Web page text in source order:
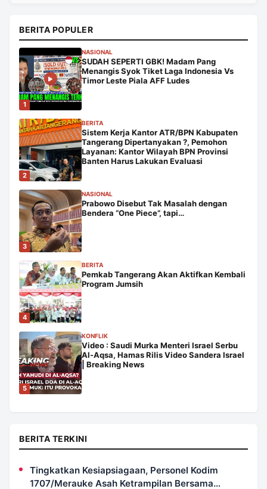
BERITA POPULER
1
NASIONAL
SUDAH SEPERTI GBK! Madam Pang
Menangis Syok Tiket Laga Indonesia Vs
Timor Leste Piala AFF Ludes
2
BERITA
Sistem Kerja Kantor ATR/BPN Kabupaten
Tangerang Dipertanyakan ?, Pemohon
Layanan: Kantor Wilayah BPN Provinsi
Banten Harus Lakukan Evaluasi
3
NASIONAL
Prabowo Disebut Tak Masalah dengan
Bendera “One Piece”, tapi…
4
BERITA
Pemkab Tangerang Akan Aktifkan Kembali
Program Jumsih
5
KONFLIK
Video : Saudi Murka Menteri Israel Serbu
Al-Aqsa, Hamas Rilis Video Sandera Israel
| Breaking News
BERITA TERKINI
Tingkatkan Kesiapsiagaan, Personel Kodim
1707/Merauke Asah Ketrampilan Bersama